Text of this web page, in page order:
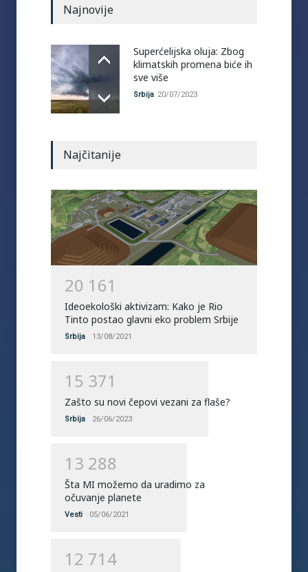
Najnovije
Superćelijska oluja: Zbog
klimatskih promena biće ih
sve više
Srbija 20/07/2023
Najčitanije
20 1 61
Ideoekološki aktivizam: Kako je Rio
Tinto postao glavni eko problem Srbije
Srbija 13/08/2021
1 5 371
Zašto su novi čepovi vezani za flaše?
Srbija 26/06/2023
1 3 288
Šta MI možemo da uradimo za
očuvanje planete
Vesti 05/06/2021
1 2 71 4